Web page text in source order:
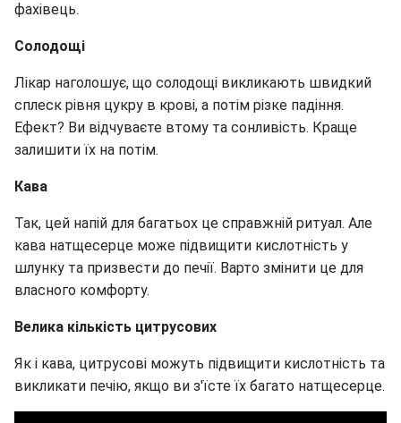
фахівець.
Солодощі
Лікар наголошує, що солодощі викликають швидкий
сплеск рівня цукру в крові, а потім різке падіння.
Ефект? Ви відчуваєте втому та сонливість. Краще
залишити їх на потім.
Кава
Так, цей напій для багатьох це справжній ритуал. Але
кава натщесерце може підвищити кислотність у
шлунку та призвести до печії. Варто змінити це для
власного комфорту.
Велика кількість цитрусових
Як і кава, цитрусові можуть підвищити кислотність та
викликати печію, якщо ви з'їсте їх багато натщесерце.